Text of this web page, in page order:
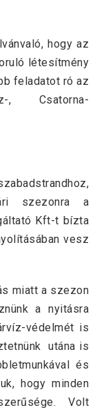
hogy az
létesítmény
feladatot ró az
, Csatorna-
szezonra a
Kft-t bízta
vesz
miatt a szezon
a nyitásra
védelmét is
utána is
és
hogy minden
Volt